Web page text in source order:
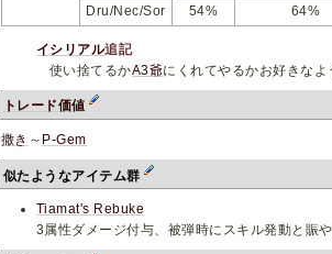
Dru/Nec/Sor
54% 64%
イシリアル追記
使い捨てるかA3爺にくれてやるかお好きなよ
トレード価値
撒き ～ P-Gem
似たようなアイテム群
Tiamat's Rebuke
3属性ダメージ付与、被弾時にスキル発動と賑